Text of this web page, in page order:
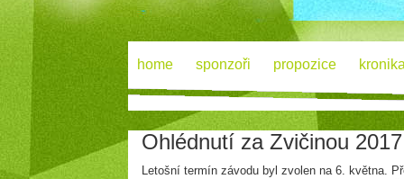
home sponzoři propozice
Ohlédnutí za Zvičinou
Letošní termín závodu byl zvolen na 6. května.